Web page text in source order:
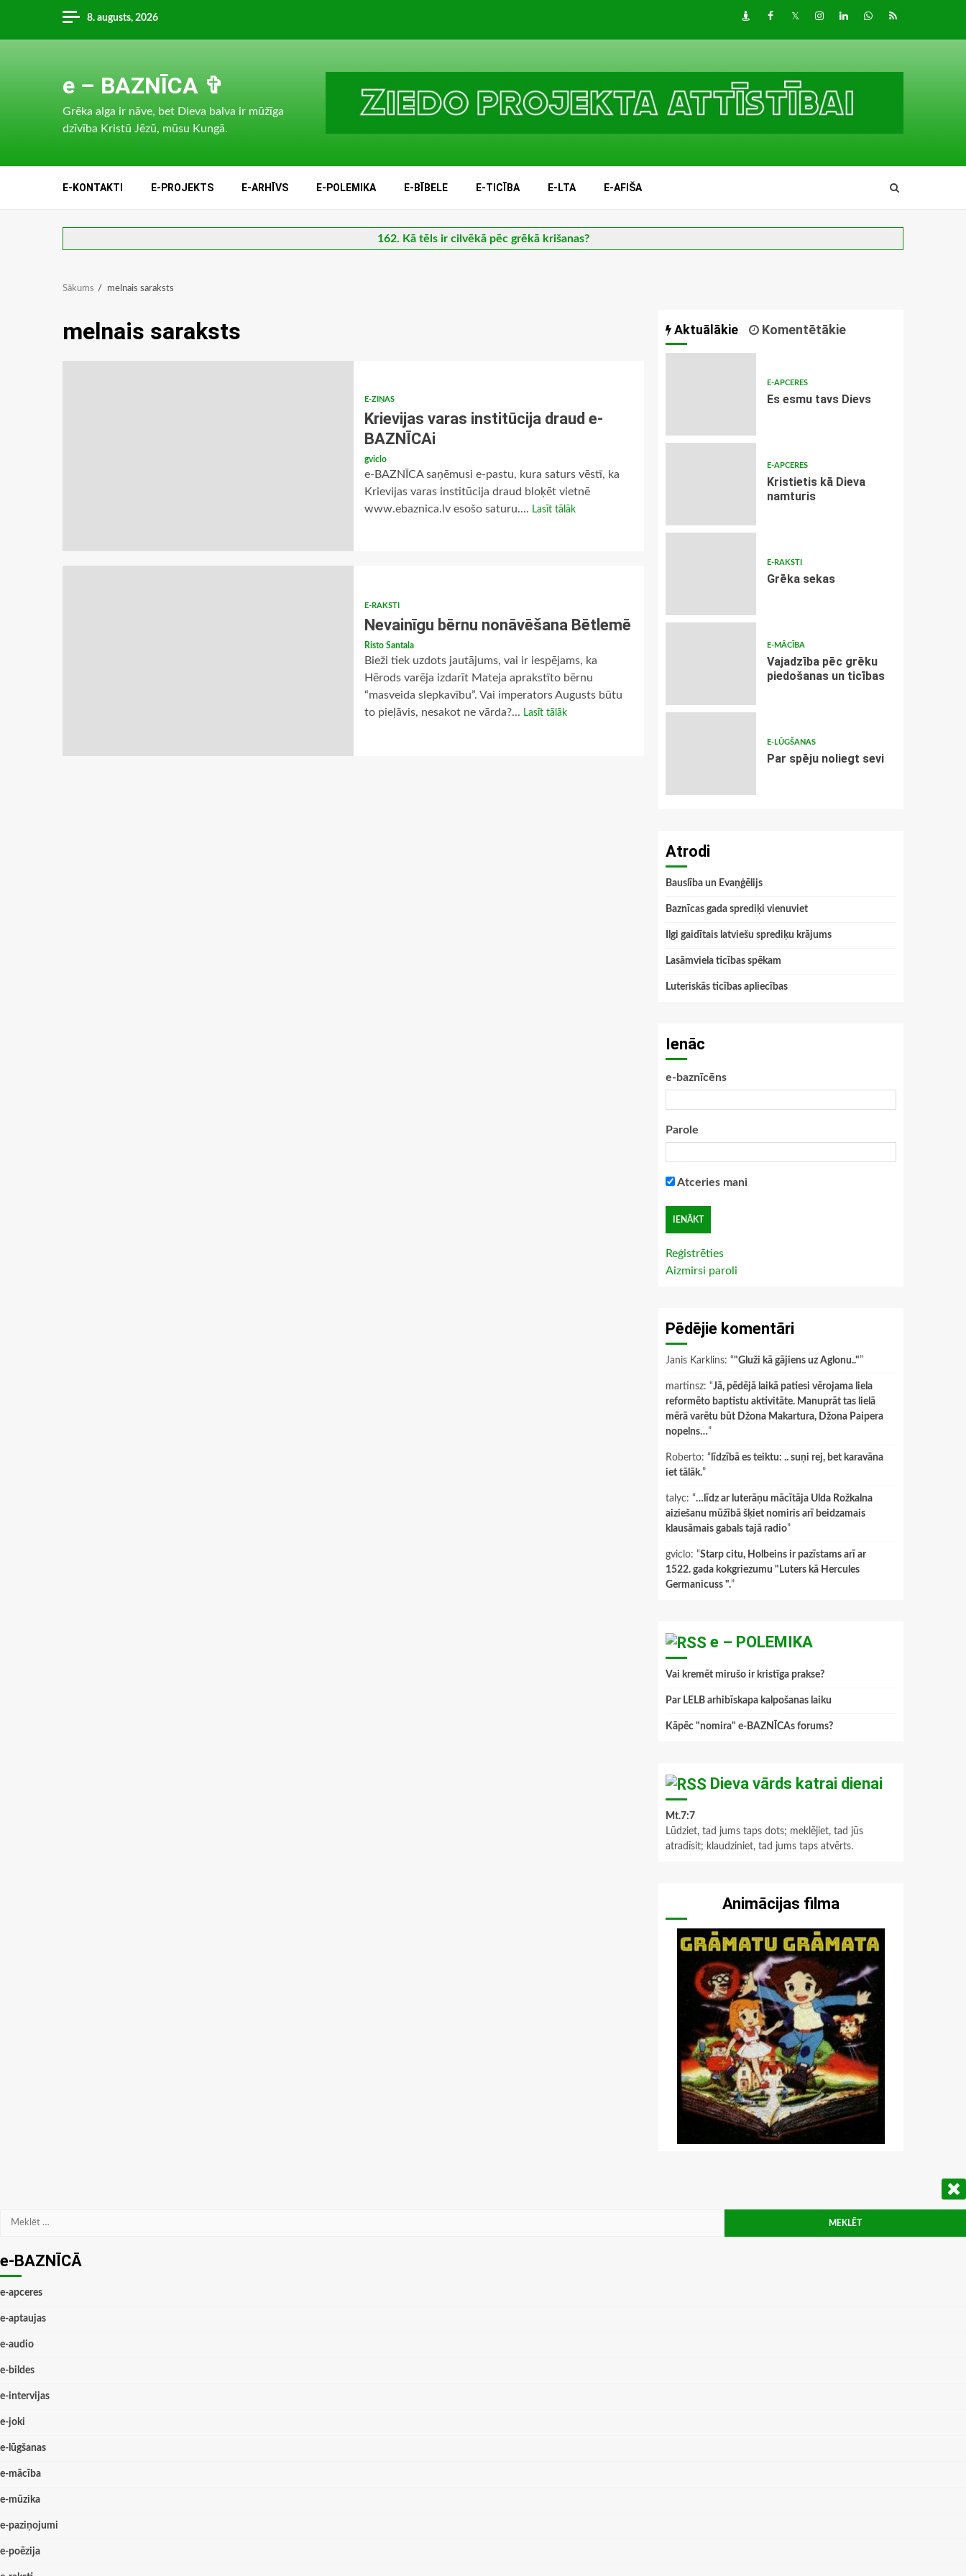
content
8. augusts, 2026 DraugiemFacebook
TwitterInstagram
LinkedInwhatsapp
RSS
e – BAZNĪCA ✞
Grēka alga ir nāve, bet Dieva balva ir mūžīga
dzīvība Kristū Jēzū, mūsu Kungā.
E-KONTAKTI E-PROJEKTS E-ARHĪVS E-POLEMIKA E-BĪBELE E-TICĪBA E-LTA E-AFIŠA
162. Kā tēls ir cilvēkā pēc grēkā krišanas?
Sākums melnais saraksts
melnais saraksts
E-ZIŅAS
Krievijas varas institūcija draud e-
BAZNĪCAi
gviclo
e-BAZNĪCA saņēmusi e-pastu, kura saturs vēstī, ka
Krievijas varas institūcija draud bloķēt vietnē
www.ebaznica.lv esošo saturu.... Lasīt tālāk
E-RAKSTI
Nevainīgu bērnu nonāvēšana Bētlemē
Risto Santala
Bieži tiek uzdots jautājums, vai ir iespējams, ka
Hērods varēja izdarīt Mateja aprakstīto bērnu
“masveida slepkavību”. Vai imperators Augusts būtu
to pieļāvis, nesakot ne vārda?... Lasīt tālāk
Aktuālākie Komentētākie
E-APCERES
Es esmu tavs Dievs
E-APCERES
Kristietis kā Dieva
namturis
E-RAKSTI
Grēka sekas
E-MĀCĪBA
Vajadzība pēc grēku
piedošanas un ticības
E-LŪGŠANAS
Par spēju noliegt sevi
Atrodi
Bauslība un Evaņģēlijs
Baznīcas gada sprediķi vienuviet
Ilgi gaidītais latviešu sprediķu krājums
Lasāmviela ticības spēkam
Luteriskās ticības apliecības
Ienāc
e-baznīcēns
Parole
Atceries mani
Reģistrēties
Aizmirsi paroli
Pēdējie komentāri
Janis Karklins: “"Gluži kā gājiens uz Aglonu.."”
martinsz: “Jā, pēdējā laikā patiesi vērojama liela
reformēto baptistu aktivitāte. Manuprāt tas lielā
mērā varētu būt Džona Makartura, Džona Paipera
nopelns…”
Roberto: “ līdzībā es teiktu: .. suņi rej, bet karavāna
iet tālāk.”
talyc: “…līdz ar luterāņu mācītāja Ulda Rožkalna
aiziešanu mūžībā šķiet nomiris arī beidzamais
klausāmais gabals tajā radio”
gviclo: “Starp citu, Holbeins ir pazīstams arī ar
1522. gada kokgriezumu "Luters kā Hercules
Germanicuss ".”
e – POLEMIKA
Vai kremēt mirušo ir kristīga prakse?
Par LELB arhibīskapa kalpošanas laiku
Kāpēc "nomira" e-BAZNĪCAs forums?
Dieva vārds katrai dienai
Mt.7:7
Lūdziet, tad jums taps dots; meklējiet, tad jūs
atradīsit; klaudziniet, tad jums taps atvērts.
Animācijas filma
Meklēt:
e-BAZNĪCĀ
e-apceres
e-aptaujas
e-audio
e-bildes
e-intervijas
e-joki
e-lūgšanas
e-mācība
e-mūzika
e-paziņojumi
e-poēzija